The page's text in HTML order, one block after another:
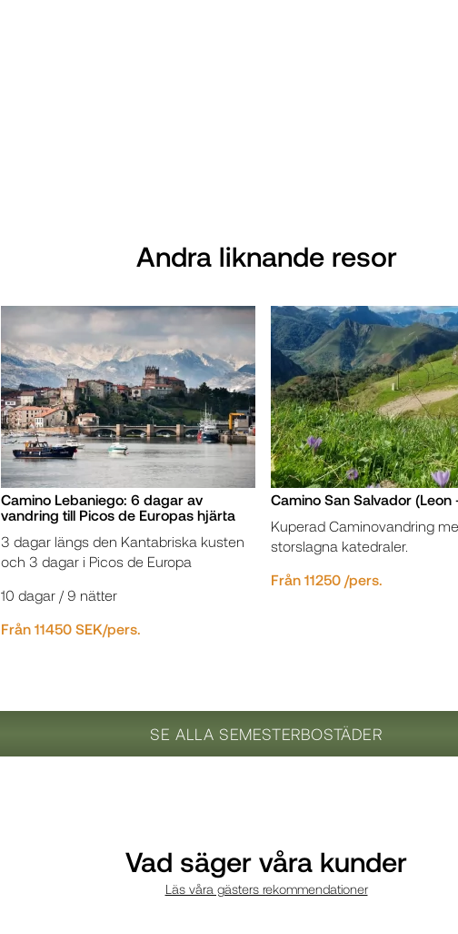
Andra liknande resor
Camino Lebaniego: 6 dagar av
vandring till Picos de Europas hjärta
3 dagar längs den Kantabriska kusten
och 3 dagar i Picos de Europa
10 dagar / 9 nätter
Från 11450 SEK/pers.
Camino San Salvador (Leon
Kuperad Caminovandring
storslagna katedraler.
Från 11250 /pers.
SE ALLA SEMESTERBOSTÄDER
Vad säger våra kunder
Läs våra gästers rekommendationer